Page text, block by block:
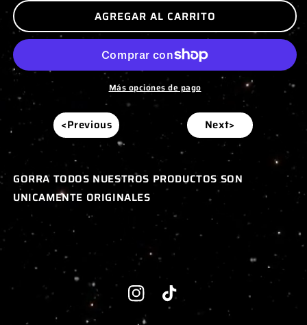
AGREGAR AL CARRITO
Más opciones de pago
<Previous Next>
GORRA TODOS NUESTROS PRODUCTOS SON
UNICAMENTE ORIGINALES
Instagram
TikTok